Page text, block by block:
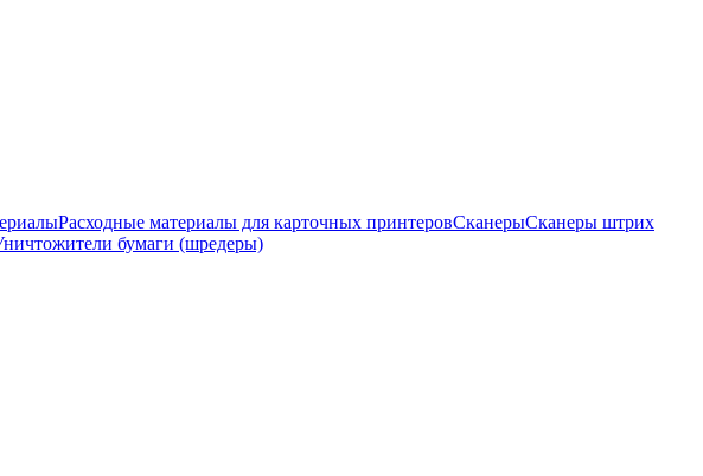
Расходные материалы для карточных принтеровСканерыСканеры штрих
бумаги (шредеры)